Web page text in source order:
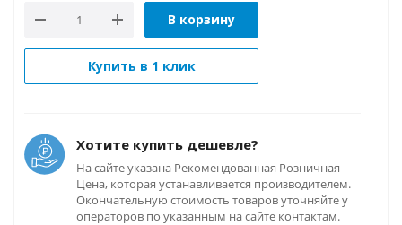
В корзину
Купить в 1 клик
Хотите купить дешевле?
На сайте указана Рекомендованная Розничная
Цена, которая устанавливается производителем.
Окончательную стоимость товаров уточняйте у
операторов по указанным на сайте контактам.